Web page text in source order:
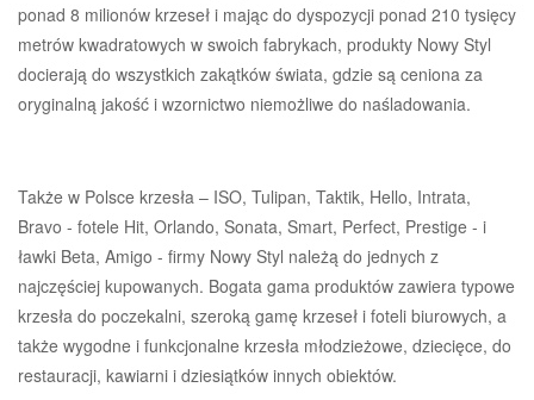
ponad 8 milionów krzeseł i mając do dyspozycji ponad 210 tysięcy
metrów kwadratowych w swoich fabrykach, produkty Nowy Styl
docierają do wszystkich zakątków świata, gdzie są ceniona za
oryginalną jakość i wzornictwo niemożliwe do naśladowania.
Także w Polsce krzesła – ISO, Tulipan, Taktik, Hello, Intrata,
Bravo - fotele Hit, Orlando, Sonata, Smart, Perfect, Prestige - i
ławki Beta, Amigo - firmy Nowy Styl należą do jednych z
najczęściej kupowanych. Bogata gama produktów zawiera typowe
krzesła do poczekalni, szeroką gamę krzeseł i foteli biurowych, a
także wygodne i funkcjonalne krzesła młodzieżowe, dziecięce, do
restauracji, kawiarni i dziesiątków innych obiektów.